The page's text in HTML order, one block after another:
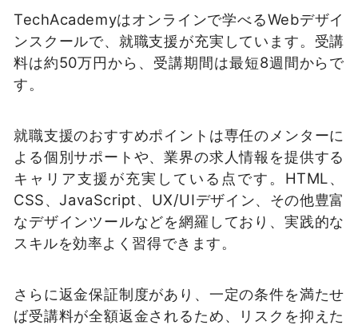
TechAcademyはオンラインで学べるWebデザイ
ンスクールで、就職支援が充実しています。受講
料は約50万円から、受講期間は最短8週間からで
す。
就職支援のおすすめポイントは専任のメンターに
よる個別サポートや、業界の求人情報を提供する
キャリア支援が充実している点です。HTML、
CSS、JavaScript、UX/UIデザイン、その他豊富
なデザインツールなどを網羅しており、実践的な
スキルを効率よく習得できます。
さらに返金保証制度があり、一定の条件を満たせ
ば受講料が全額返金されるため、リスクを抑えた